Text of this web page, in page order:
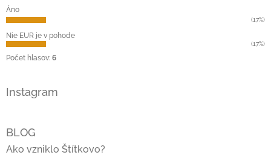
eÁno
(17%)
Nie EUR je v pohode
(17%)
Počet hlasov: 6
Instagram
BLOG
Ako vzniklo Štítkovo?